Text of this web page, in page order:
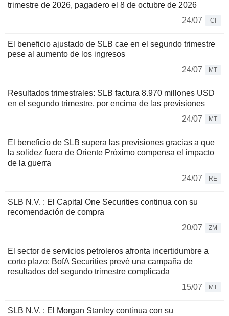
trimestre de 2026, pagadero el 8 de octubre de 2026
24/07
CI
El beneficio ajustado de SLB cae en el segundo trimestre
pese al aumento de los ingresos
24/07
MT
Resultados trimestrales: SLB factura 8.970 millones USD
en el segundo trimestre, por encima de las previsiones
24/07
MT
El beneficio de SLB supera las previsiones gracias a que
la solidez fuera de Oriente Próximo compensa el impacto
de la guerra
24/07
RE
SLB N.V. : El Capital One Securities continua con su
recomendación de compra
20/07
ZM
El sector de servicios petroleros afronta incertidumbre a
corto plazo; BofA Securities prevé una campaña de
resultados del segundo trimestre complicada
15/07
MT
SLB N.V. : El Morgan Stanley continua con su